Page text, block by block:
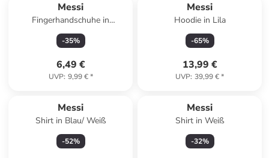
Messi
Fingerhandschuhe in
Dunkelblau
-35%
6,49 €
UVP: 9,99 €*
Messi
Hoodie in Lila
-65%
13,99 €
UVP: 39,99 €*
Messi
Shirt in Blau/ Weiß
-52%
Messi
Shirt in Weiß
-32%